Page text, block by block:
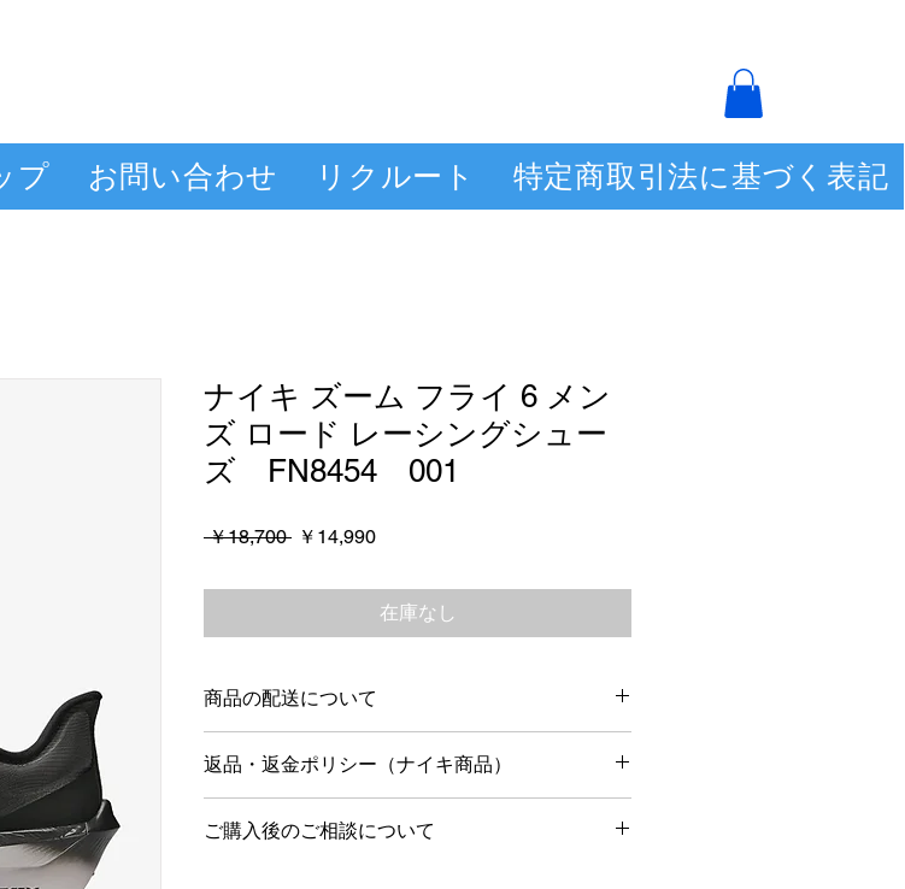
プ お問い合わせ リクルート 特定商取引法に基づく表記
ナイキ ズーム フライ 6 メン
ズ ロード レーシングシュー
ズ FN8454 001
￥18,700 通
価
￥14,990セ
ル
価
格
在庫なし
商品の配送について
海外発送は行っておりません。
返品・返金ポリシー（ナイキ商品）
ただし新品未使用品で箱・タグなど揃った状態に限りま
ご購入後のご相談について